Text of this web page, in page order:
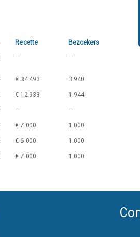
Recette
Bezoekers
— —
€ 34.493 3.940
€ 12.933 1.944
— —
€ 7.000 1.000
€ 6.000 1.000
€ 7.000 1.000